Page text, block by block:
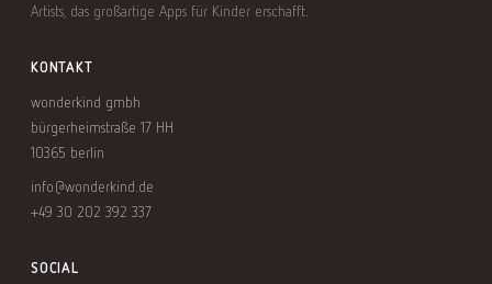
Artists, das großartige Apps für Kinder erschafft.
KONTAKT
wonderkind gmbh
bürgerheimstraße 17 HH
10365 berlin
info@wonderkind.de
+49 30 202 392 337
SOCIAL